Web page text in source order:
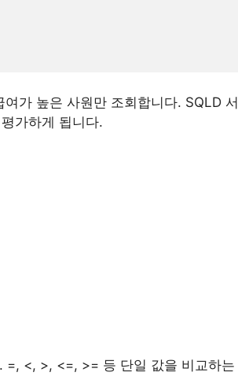
가 높은 사원만 조회합니다. SQLD 서
가하게 됩니다.
=, <, >, <=, >= 등 단일 값을 비교하는